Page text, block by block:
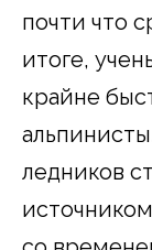
почти что
итоге,
крайне
ледников